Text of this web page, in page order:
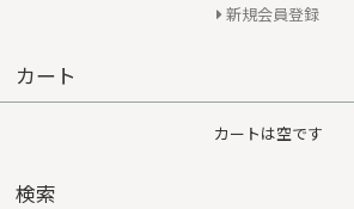
新規会員登録
カート
カートは空です
検索